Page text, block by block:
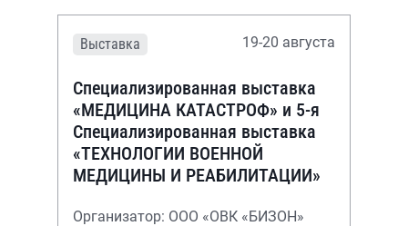
Выставка 19-20 августа
Специализированная выставка
«МЕДИЦИНА КАТАСТРОФ» и 5-я
Специализированная выставка
«ТЕХНОЛОГИИ ВОЕННОЙ
МЕДИЦИНЫ И РЕАБИЛИТАЦИИ»
Организатор: ООО «ОВК «БИЗОН»